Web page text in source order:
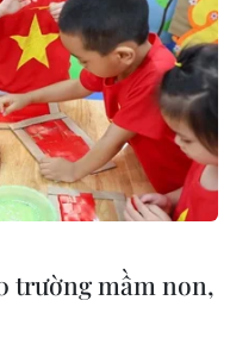
trường mầm non,